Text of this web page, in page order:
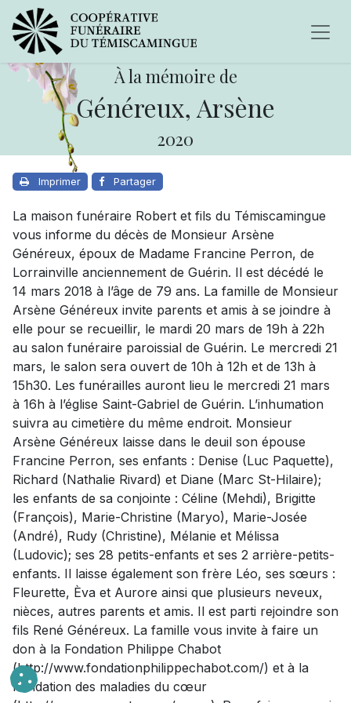
À la mémoire de
Généreux, Arsène
2020
Imprimer Partager
La maison funéraire Robert et fils du Témiscamingue
vous informe du décès de Monsieur Arsène
Généreux, époux de Madame Francine Perron, de
Lorrainville anciennement de Guérin. Il est décédé le
14 mars 2018 à l’âge de 79 ans. La famille de Monsieur
Arsène Généreux invite parents et amis à se joindre à
elle pour se recueillir, le mardi 20 mars de 19h à 22h
au salon funéraire paroissial de Guérin. Le mercredi 21
mars, le salon sera ouvert de 10h à 12h et de 13h à
15h30. Les funérailles auront lieu le mercredi 21 mars
à 16h à l’église Saint-Gabriel de Guérin. L’inhumation
suivra au cimetière du même endroit. Monsieur
Arsène Généreux laisse dans le deuil son épouse
Francine Perron, ses enfants : Denise (Luc Paquette),
Richard (Nathalie Rivard) et Diane (Marc St-Hilaire);
les enfants de sa conjointe : Céline (Mehdi), Brigitte
(François), Marie-Christine (Maryo), Marie-Josée
(André), Rudy (Christine), Mélanie et Mélissa
(Ludovic); ses 28 petits-enfants et ses 2 arrière-petits-
enfants. Il laisse également son frère Léo, ses sœurs :
Fleurette, Èva et Aurore ainsi que plusieurs neveux,
nièces, autres parents et amis. Il est parti rejoindre son
fils René Généreux. La famille vous invite à faire un
don à la Fondation Philippe Chabot
(http://www.fondationphilippechabot.com/) et à la
Fondation des maladies du cœur